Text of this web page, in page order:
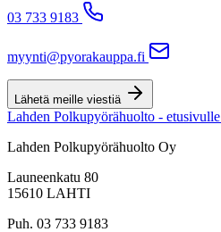
03 733 9183
myynti@pyorakauppa.fi
Lähetä meille viestiä
Lahden Polkupyörähuolto - etusivulle
Lahden Polkupyörähuolto Oy
Launeenkatu 80
15610 LAHTI
Puh. 03 733 9183